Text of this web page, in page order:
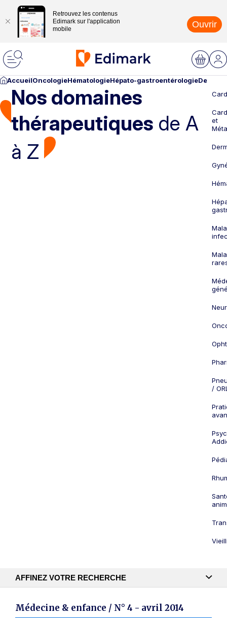
Retrouvez les contenus
Edimark sur l'application
mobile
Ouvrir
AccueilOncologieHématologieHépato-gastroentérologie
Nos domaines
thérapeutiques de A
à Z
et
/
AFFINEZ VOTRE RECHERCHE
Médecine & enfance / N° 4 - avril 2014